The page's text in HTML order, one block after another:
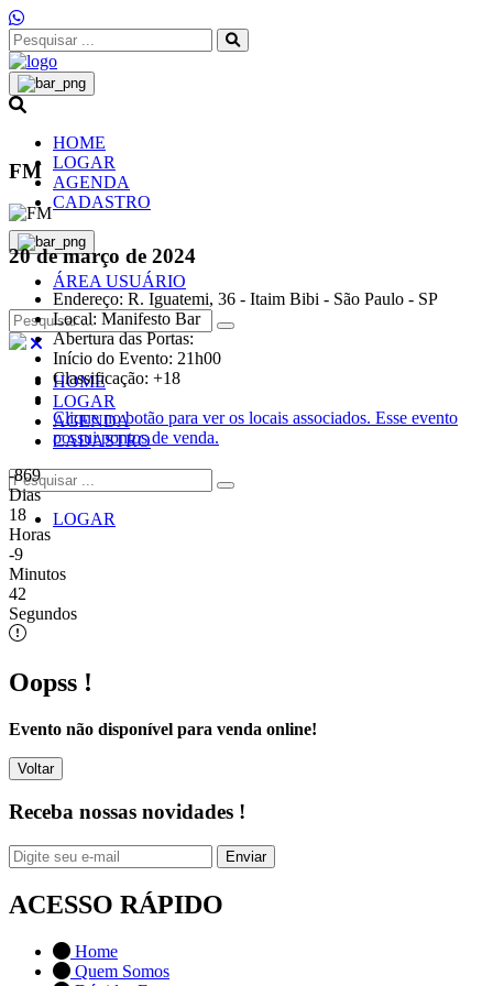
HOME
LOGAR
AGENDA
CADASTRO
ÁREA USUÁRIO
HOME
LOGAR
AGENDA
CADASTRO
LOGAR
FM
20 de março de 2024
Endereço: R. Iguatemi, 36 - Itaim Bibi - São Paulo - SP
Local: Manifesto Bar
Abertura das Portas:
Início do Evento: 21h00
Classificação: +18
Clique no botão para ver os locais associados. Esse evento
possui pontos de venda.
-869
Dias
18
Horas
-9
Minutos
42
Segundos
Oopss !
Evento não disponível para venda online!
Voltar
Receba nossas novidades !
Enviar
ACESSO RÁPIDO
Home
Quem Somos